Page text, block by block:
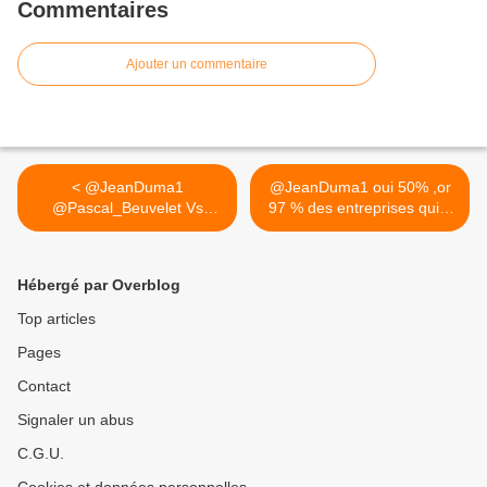
Commentaires
Ajouter un commentaire
< @JeanDuma1
@Pascal_Beuvelet Vs
mettez un...
@JeanDuma1 oui 50% ,or
97 % des entreprises qui...
>
Hébergé par Overblog
Top articles
Pages
Contact
Signaler un abus
C.G.U.